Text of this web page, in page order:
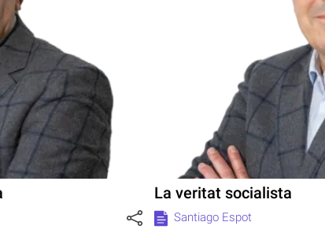
La veritat socialista
Santiago Espot